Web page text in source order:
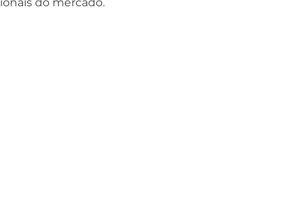
do mercado.